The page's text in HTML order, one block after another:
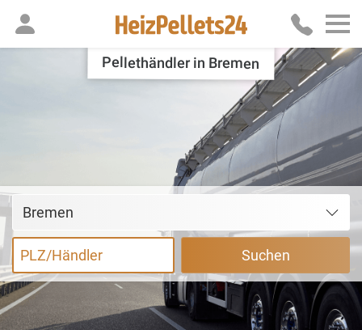
Pellethändler in Bremen
Bremen
PLZ/Händler Suchen